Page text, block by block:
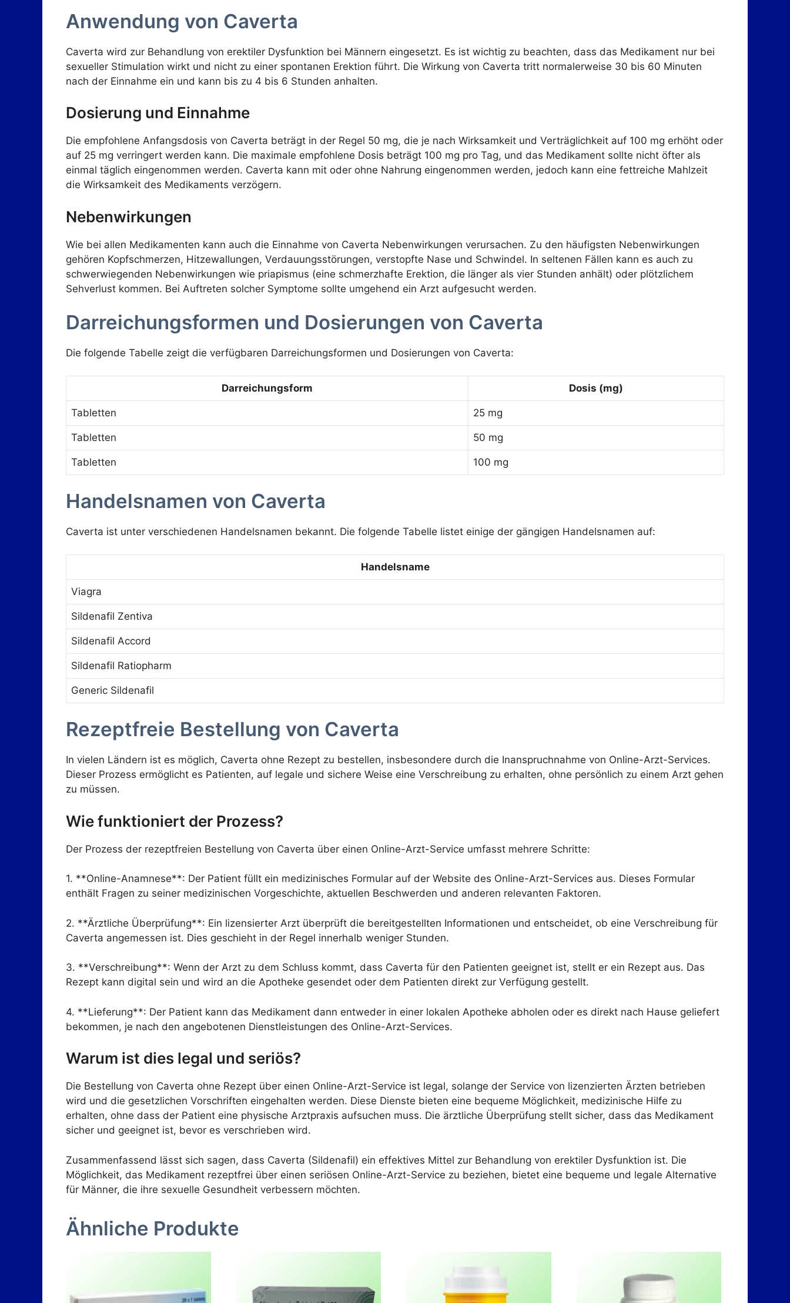
Anwendung von Caverta
Caverta wird zur Behandlung von erektiler Dysfunktion bei Männern eingesetzt. Es ist wichtig zu beachten, dass das Medikament nur bei
sexueller Stimulation wirkt und nicht zu einer spontanen Erektion führt. Die Wirkung von Caverta tritt normalerweise 30 bis 60 Minuten
nach der Einnahme ein und kann bis zu 4 bis 6 Stunden anhalten.
Dosierung und Einnahme
Die empfohlene Anfangsdosis von Caverta beträgt in der Regel 50 mg, die je nach Wirksamkeit und Verträglichkeit auf 100 mg erhöht oder
auf 25 mg verringert werden kann. Die maximale empfohlene Dosis beträgt 100 mg pro Tag, und das Medikament sollte nicht öfter als
einmal täglich eingenommen werden. Caverta kann mit oder ohne Nahrung eingenommen werden, jedoch kann eine fettreiche Mahlzeit
die Wirksamkeit des Medikaments verzögern.
Nebenwirkungen
Wie bei allen Medikamenten kann auch die Einnahme von Caverta Nebenwirkungen verursachen. Zu den häufigsten Nebenwirkungen
gehören Kopfschmerzen, Hitzewallungen, Verdauungsstörungen, verstopfte Nase und Schwindel. In seltenen Fällen kann es auch zu
schwerwiegenden Nebenwirkungen wie priapismus (eine schmerzhafte Erektion, die länger als vier Stunden anhält) oder plötzlichem
Sehverlust kommen. Bei Auftreten solcher Symptome sollte umgehend ein Arzt aufgesucht werden.
Darreichungsformen und Dosierungen von Caverta
Die folgende Tabelle zeigt die verfügbaren Darreichungsformen und Dosierungen von Caverta:
Darreichungsform Dosis (mg)
Tabletten 25 mg
Tabletten 50 mg
Tabletten 100 mg
Handelsnamen von Caverta
Caverta ist unter verschiedenen Handelsnamen bekannt. Die folgende Tabelle listet einige der gängigen Handelsnamen auf:
Handelsname
Viagra
Sildenafil Zentiva
Sildenafil Accord
Sildenafil Ratiopharm
Generic Sildenafil
Rezeptfreie Bestellung von Caverta
In vielen Ländern ist es möglich, Caverta ohne Rezept zu bestellen, insbesondere durch die Inanspruchnahme von Online-Arzt-Services.
Dieser Prozess ermöglicht es Patienten, auf legale und sichere Weise eine Verschreibung zu erhalten, ohne persönlich zu einem Arzt gehen
zu müssen.
Wie funktioniert der Prozess?
Der Prozess der rezeptfreien Bestellung von Caverta über einen Online-Arzt-Service umfasst mehrere Schritte:
1. **Online-Anamnese**: Der Patient füllt ein medizinisches Formular auf der Website des Online-Arzt-Services aus. Dieses Formular
enthält Fragen zu seiner medizinischen Vorgeschichte, aktuellen Beschwerden und anderen relevanten Faktoren.
2. **Ärztliche Überprüfung**: Ein lizensierter Arzt überprüft die bereitgestellten Informationen und entscheidet, ob eine Verschreibung für
Caverta angemessen ist. Dies geschieht in der Regel innerhalb weniger Stunden.
3. **Verschreibung**: Wenn der Arzt zu dem Schluss kommt, dass Caverta für den Patienten geeignet ist, stellt er ein Rezept aus. Das
Rezept kann digital sein und wird an die Apotheke gesendet oder dem Patienten direkt zur Verfügung gestellt.
4. **Lieferung**: Der Patient kann das Medikament dann entweder in einer lokalen Apotheke abholen oder es direkt nach Hause geliefert
bekommen, je nach den angebotenen Dienstleistungen des Online-Arzt-Services.
Warum ist dies legal und seriös?
Die Bestellung von Caverta ohne Rezept über einen Online-Arzt-Service ist legal, solange der Service von lizenzierten Ärzten betrieben
wird und die gesetzlichen Vorschriften eingehalten werden. Diese Dienste bieten eine bequeme Möglichkeit, medizinische Hilfe zu
erhalten, ohne dass der Patient eine physische Arztpraxis aufsuchen muss. Die ärztliche Überprüfung stellt sicher, dass das Medikament
sicher und geeignet ist, bevor es verschrieben wird.
Zusammenfassend lässt sich sagen, dass Caverta (Sildenafil) ein effektives Mittel zur Behandlung von erektiler Dysfunktion ist. Die
Möglichkeit, das Medikament rezeptfrei über einen seriösen Online-Arzt-Service zu beziehen, bietet eine bequeme und legale Alternative
für Männer, die ihre sexuelle Gesundheit verbessern möchten.
Ähnliche Produkte